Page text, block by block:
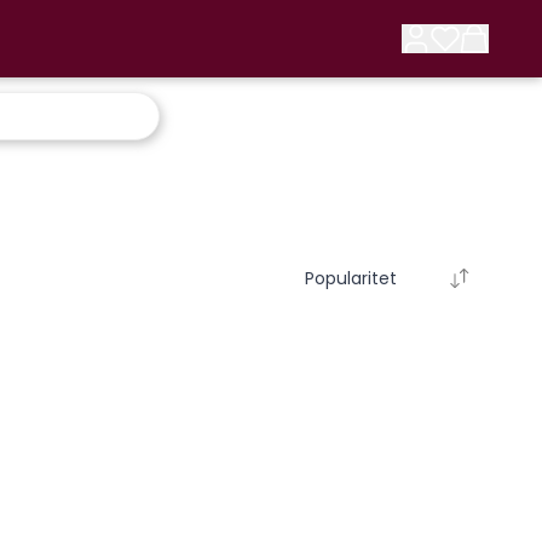
Popularitet